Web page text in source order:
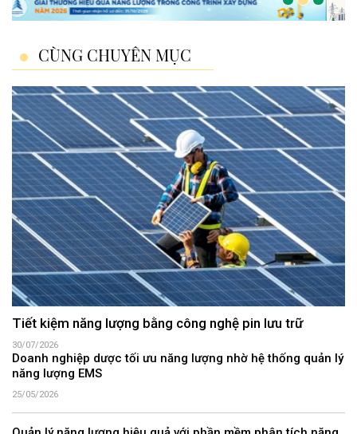
CÙNG CHUYÊN MỤC
Tiết kiệm năng lượng bằng công nghệ pin lưu trữ
30/07/2026
Doanh nghiệp dược tối ưu năng lượng nhờ hệ thống quản lý
năng lượng EMS
25/05/2026